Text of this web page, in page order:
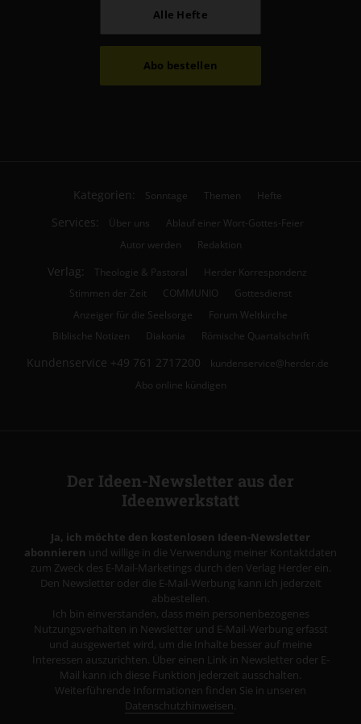
Alle Hefte
Abo bestellen
Kategorien: Sonntage Themen Hefte
Services: Über uns
Ablauf einer Wort-Gottes-Feier
Autor werden
Redaktion
Verlag: Theologie & Pastoral
Herder Korrespondenz
Stimmen der Zeit
COMMUNIO
Gottesdienst
Anzeiger für die Seelsorge
Forum Weltkirche
Biblische Notizen
Diakonia Römische Quartalschrift
Kundenservice +49 761 2717200
kundenservice@herder.de
Abo online kündigen
Der Ideen-Newsletter aus der
Ideenwerkstatt
Ja, ich möchte den kostenlosen Ideen-Newsletter
abonnieren und willige in die Verwendung meiner Kontaktdaten
zum Zweck des E-Mail-Marketings durch den Verlag Herder ein.
Den Newsletter oder die E-Mail-Werbung kann ich jederzeit
abbestellen.
Ich bin einverstanden, dass mein personenbezogenes
Nutzungsverhalten in Newsletter und E-Mail-Werbung erfasst
und ausgewertet wird, um die Inhalte besser auf meine
Interessen auszurichten. Über einen Link in Newsletter oder E-
Mail kann ich diese Funktion jederzeit ausschalten.
Weiterführende Informationen finden Sie in unseren
Datenschutzhinweisen